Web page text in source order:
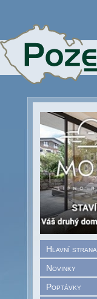
Hlavní strana
Novinky
Poptávky